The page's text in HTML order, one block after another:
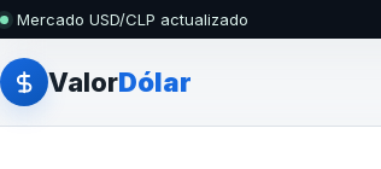
Mercado USD/CLP actualizado
ValorDólar